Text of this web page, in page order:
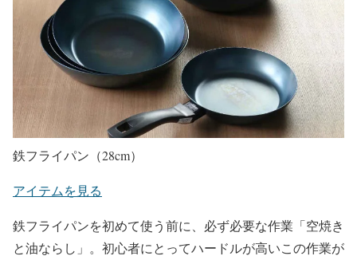
鉄フライパン（28cm）
アイテムを見る
鉄フライパンを初めて使う前に、必ず必要な作業「空焼き
と油ならし」。初心者にとってハードルが高いこの作業が